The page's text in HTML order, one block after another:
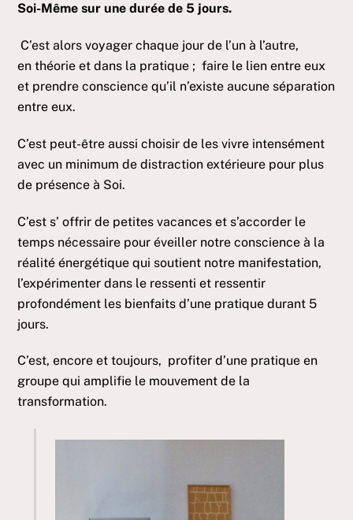
Soi-Même sur une durée de 5 jours.
C’est alors voyager chaque jour de l’un à l’autre,
en théorie et dans la pratique ; faire le lien entre eux
et prendre conscience qu’il n’existe aucune séparation
entre eux.
C’est peut-être aussi choisir de les vivre intensément
avec un minimum de distraction extérieure pour plus
de présence à Soi.
C’est s’ offrir de petites vacances et s’accorder le
temps nécessaire pour éveiller notre conscience à la
réalité énergétique qui soutient notre manifestation,
l’expérimenter dans le ressenti et ressentir
profondément les bienfaits d’une pratique durant 5
jours.
C’est, encore et toujours, profiter d’une pratique en
groupe qui amplifie le mouvement de la
transformation.